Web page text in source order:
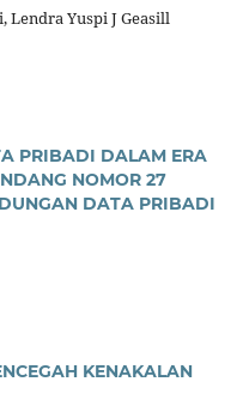
Lendra Yuspi J Geasill
PRIBADI DALAM ERA
NOMOR 27
DATA PRIBADI
KENAKALAN